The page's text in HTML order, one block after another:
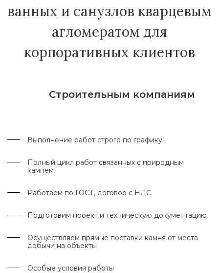
ванных и санузлов кварцевым
агломератом для
корпоративных клиентов
Строительным компаниям
Выполнение работ строго по графику
Полный цикл работ связанных с природным
камнем
Работаем по ГОСТ, договор с НДС
Подготовим проект и техническую документацию
Осуществляем прямые поставки камня от места
добычи на объекты
Особые условия работы